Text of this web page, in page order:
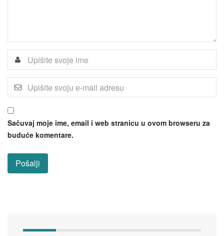
Sačuvaj moje ime, email i web stranicu u ovom browseru za
buduće komentare.